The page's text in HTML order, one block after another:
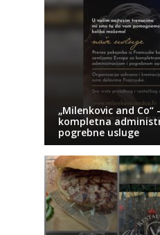
„Milenkovic and
kompletna
pogrebne usluge